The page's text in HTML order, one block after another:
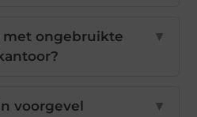
met ongebruikte
▼
voorgevel
▼